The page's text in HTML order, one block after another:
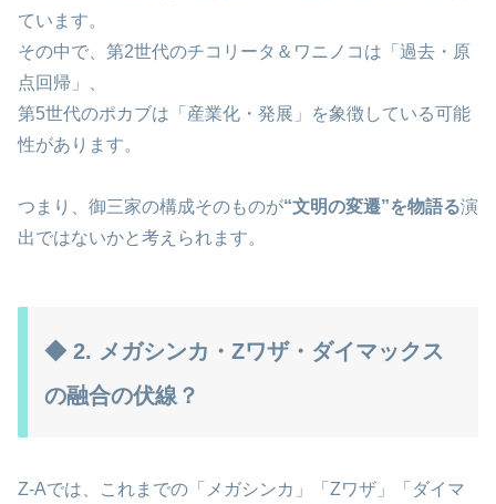
ています。
その中で、第2世代のチコリータ＆ワニノコは「過去・原
点回帰」、
第5世代のポカブは「産業化・発展」を象徴している可能
性があります。
つまり、御三家の構成そのものが“文明の変遷”を物語る演
出ではないかと考えられます。
◆ 2. メガシンカ・Zワザ・ダイマックス
の融合の伏線？
Z-Aでは、これまでの「メガシンカ」「Zワザ」「ダイマ